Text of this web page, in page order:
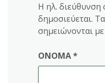
Η ηλ. διεύθυνση
δημοσιεύεται.
σημειώνονται με
ΌΝΟΜΑ*